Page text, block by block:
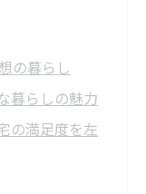
の暮らし
暮らしの魅力
の満足度を左